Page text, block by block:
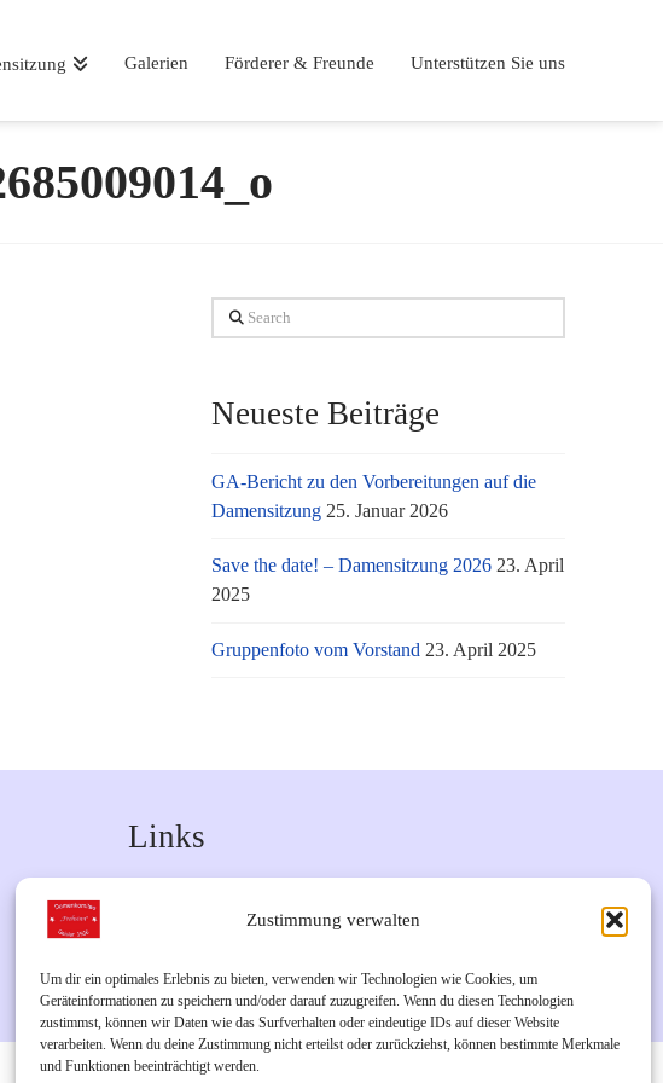
Zustimmung verwalten
Um dir ein optimales Erlebnis zu bieten, verwenden wir Technologien wie Cookies, um
Geräteinformationen zu speichern und/oder darauf zuzugreifen. Wenn du diesen Technologien
zustimmst, können wir Daten wie das Surfverhalten oder eindeutige IDs auf dieser Website
verarbeiten. Wenn du deine Zustimmung nicht erteilst oder zurückziehst, können bestimmte Merkmale
und Funktionen beeinträchtigt werden.
Galerien Förderer & Freunde Unterstützen Sie uns
Search
Neueste Beiträge
GA-Bericht zu den Vorbereitungen auf die
Damensitzung 25. Januar 2026
Save the date! – Damensitzung 2026 23. April
2025
Gruppenfoto vom Vorstand 23. April 2025
Links
Unsere Instagram-Seite